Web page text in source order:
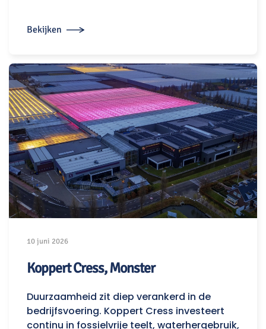
Bekijken
10 juni 2026
Koppert Cress, Monster
Duurzaamheid zit diep verankerd in de
bedrijfsvoering. Koppert Cress investeert
continu in fossielvrije teelt, waterhergebruik,